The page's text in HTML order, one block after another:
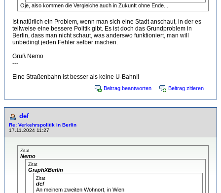
Oje, also kommen die Vergleiche auch in Zukunft ohne Ende...
Ist natürlich ein Problem, wenn man sich eine Stadt anschaut, in der es
teilweise eine bessere Politik gibt. Es ist doch das Grundproblem in
Berlin, dass man nicht schaut, was anderswo funktioniert, man will
unbedingt jeden Fehler selber machen.
Gruß Nemo
---
Eine Straßenbahn ist besser als keine U-Bahn!!
Beitrag beantworten Beitrag zitieren
def
Re: Verkehrspolitik in Berlin
17.11.2024 11:27
Zitat
Nemo
Zitat
GraphXBerlin
Zitat
def
An meinem zweiten Wohnort, in Wien